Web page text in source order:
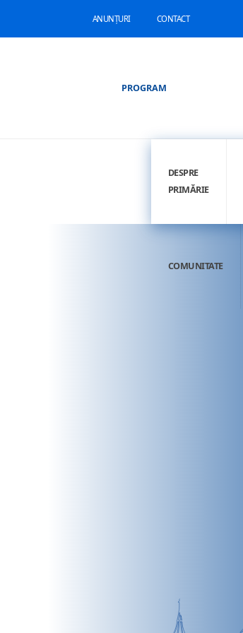
ANUNȚURI CONTACT
PROGRAM
DESPRE
PRIMĂRIE
COMUNITATE